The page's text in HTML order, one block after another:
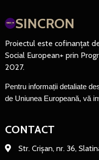
SINCRON
Proiectul este cofinanțat
Social European+ prin
2027.
Pentru informații detaliate
de Uniunea Europeană, vă
CONTACT
Str. Crișan, nr. 36,